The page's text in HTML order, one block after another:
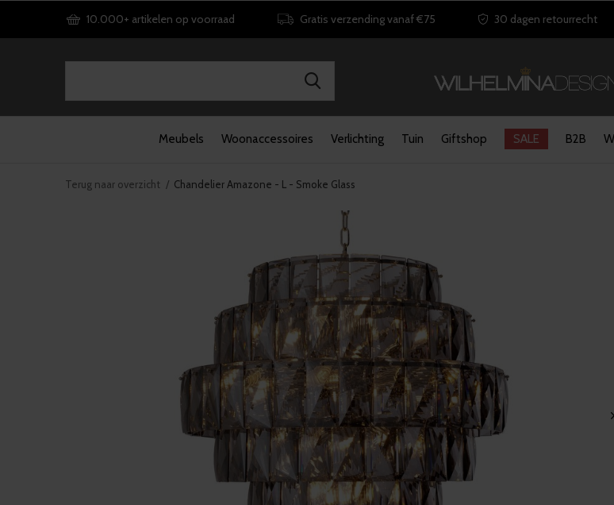
Meubels Woonaccessoires Verlichting Tuin Giftshop SALE B2B
10.000+ artikelen op voorraad Gratis verzending vanaf €75 30 dagen retourrecht
Terug naar overzicht Chandelier Amazone - L - Smoke Glass